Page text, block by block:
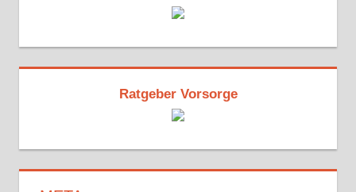
Ratgeber Vorsorge